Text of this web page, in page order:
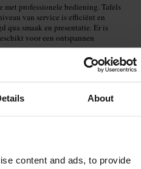
About
content and ads, to provide
met professionele bediening. Tafels
van service is efficiënt en
qua smaak en presentatie. Er is
voor een ontspannen